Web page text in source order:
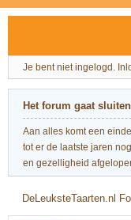
Je bent niet ingelogd.
Het forum gaat sluiten
Aan alles komt een
tot er de laatste jaren
en gezelligheid
DeLeuksteTaarten.nl